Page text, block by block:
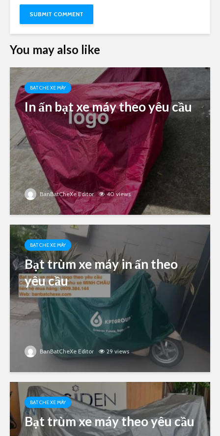
You may also like
BẠT CHE XE MÁY
In ấn bạt xe máy theo yêu cầu
BanBatCheXe Editor 40 views
BẠT CHE XE MÁY
Bạt trùm xe máy in ấn theo
yêu cầu
BanBatCheXe Editor 29 views
BẠT CHE XE MÁY
Bạt trùm xe máy theo yêu cầu